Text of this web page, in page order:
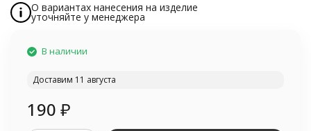
О вариантах нанесения на изделие
уточняйте у менеджера
В наличии
Доставим 11 августа
190 ₽